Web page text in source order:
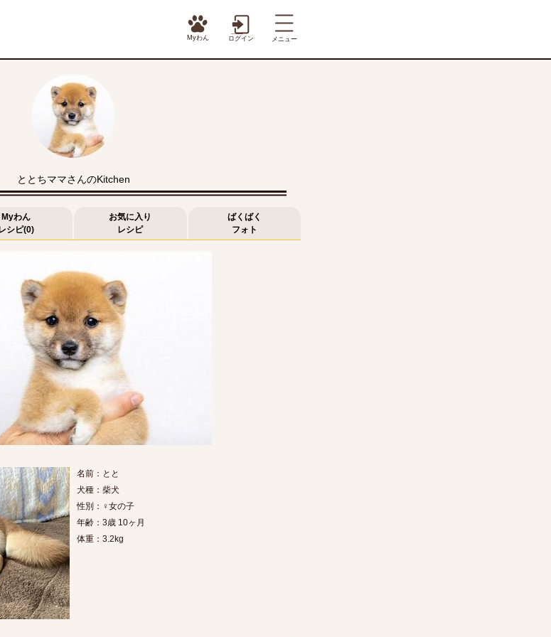
Myわん ログイン メニュー
ととちママさんのKitchen
Myわん
レシピ(0)
お気に入り
レシピ
ばくばく
フォト
名前：とと
犬種：柴犬
性別：♀女の子
年齢：3歳 10ヶ月
体重：3.2kg